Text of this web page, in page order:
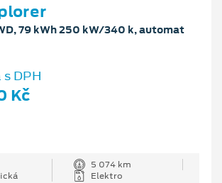
79 kWh 250 kW/340 k, automat
DPH
Kč
5 074 km
Elektro